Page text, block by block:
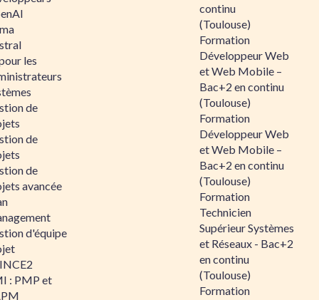
les
de
de
de
avancée
d'équipe
: PMP et
continu
(Toulouse)
Formation
Développeur Web
et Web Mobile –
Bac+2 en continu
(Toulouse)
Formation
Développeur Web
et Web Mobile –
Bac+2 en continu
(Toulouse)
Formation
Technicien
Supérieur Systèmes
et Réseaux - Bac+2
en continu
(Toulouse)
Formation